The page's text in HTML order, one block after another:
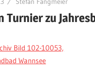
Turnier zu